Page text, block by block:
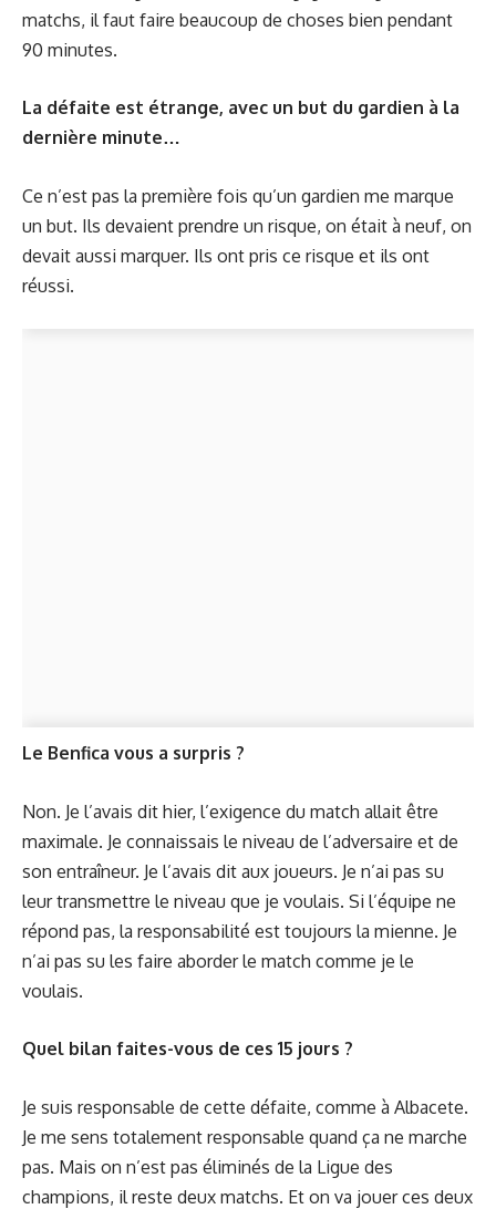
matchs, il faut faire beaucoup de choses bien pendant
90 minutes.
La défaite est étrange, avec un but du gardien à la
dernière minute…
Ce n’est pas la première fois qu’un gardien me marque
un but. Ils devaient prendre un risque, on était à neuf, on
devait aussi marquer. Ils ont pris ce risque et ils ont
réussi.
Le Benfica vous a surpris ?
Non. Je l’avais dit hier, l’exigence du match allait être
maximale. Je connaissais le niveau de l’adversaire et de
son entraîneur. Je l’avais dit aux joueurs. Je n’ai pas su
leur transmettre le niveau que je voulais. Si l’équipe ne
répond pas, la responsabilité est toujours la mienne. Je
n’ai pas su les faire aborder le match comme je le
voulais.
Quel bilan faites-vous de ces 15 jours ?
Je suis responsable de cette défaite, comme à Albacete.
Je me sens totalement responsable quand ça ne marche
pas. Mais on n’est pas éliminés de la Ligue des
champions, il reste deux matchs. Et on va jouer ces deux